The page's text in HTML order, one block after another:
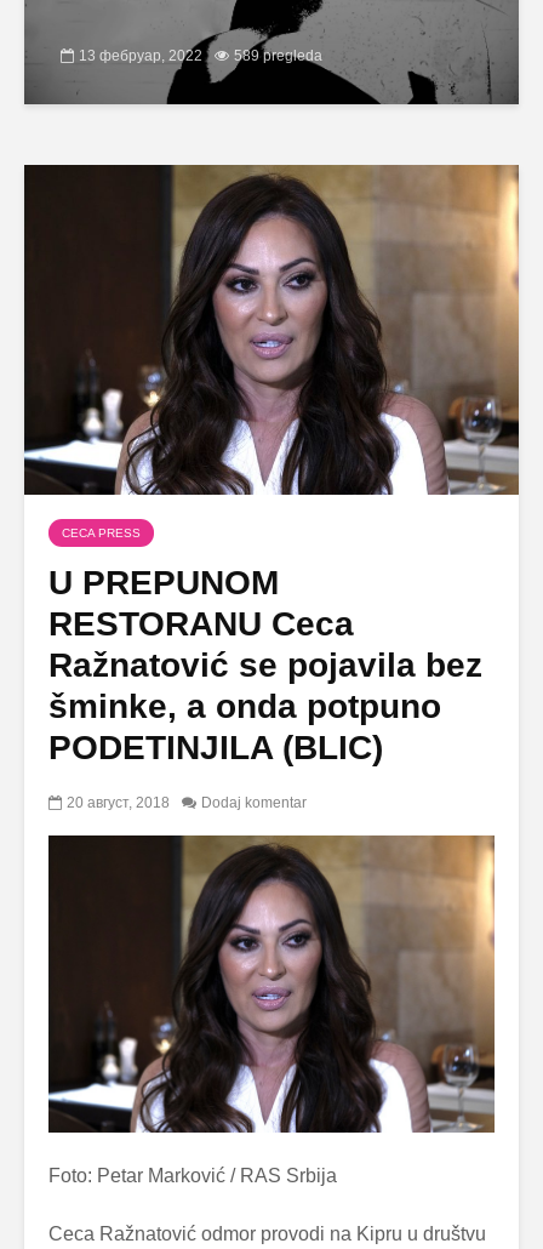
13 фебруар, 2022 589 pregleda
CECA PRESS
U PREPUNOM
RESTORANU Ceca
Ražnatović se pojavila bez
šminke, a onda potpuno
PODETINJILA (BLIC)
20 август, 2018 Dodaj komentar
Foto: Petar Marković / RAS Srbija
Ceca Ražnatović odmor provodi na Kipru u društvu